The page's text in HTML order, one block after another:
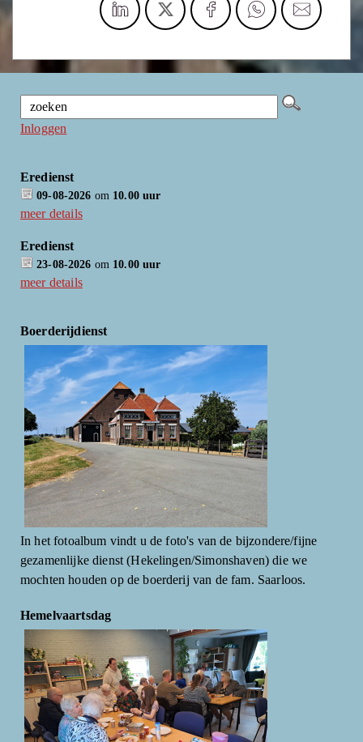
Inloggen
Eredienst
09-08-2026 om 10.00 uur
meer details
Eredienst
23-08-2026 om 10.00 uur
meer details
Boerderijdienst
In het fotoalbum vindt u de foto's van de bijzondere/fijne
gezamenlijke dienst (Hekelingen/Simonshaven) die we
mochten houden op de boerderij van de fam. Saarloos.
Hemelvaartsdag